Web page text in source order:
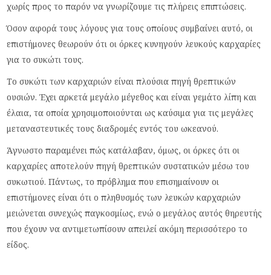
χωρίς προς το παρόν να γνωρίζουμε τις πλήρεις επιπτώσεις.
Όσον αφορά τους λόγους για τους οποίους συμβαίνει αυτό, οι
επιστήμονες θεωρούν ότι οι όρκες κυνηγούν λευκούς καρχαρίες
για το συκώτι τους.
Το συκώτι των καρχαριών είναι πλούσια πηγή θρεπτικών
ουσιών. Έχει αρκετά μεγάλο μέγεθος και είναι γεμάτο λίπη και
έλαια, τα οποία χρησιμοποιούνται ως καύσιμα για τις μεγάλες
μεταναστευτικές τους διαδρομές εντός του ωκεανού.
Άγνωστο παραμένει πώς κατάλαβαν, όμως, οι όρκες ότι οι
καρχαρίες αποτελούν πηγή θρεπτικών συστατικών μέσω του
συκωτιού. Πάντως, το πρόβλημα που επισημαίνουν οι
επιστήμονες είναι ότι ο πληθυσμός των λευκών καρχαριών
μειώνεται συνεχώς παγκοσμίως, ενώ ο μεγάλος αυτός θηρευτής
που έχουν να αντιμετωπίσουν απειλεί ακόμη περισσότερο το
είδος.